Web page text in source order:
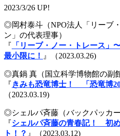
2023/3/26 UP!
◎岡村泰斗（NPO法人「リーブ
ン」の代表理事）
『 「リーブ・ノー・トレース」
最小限に！ 』（2023.03.26)
◎真鍋 真（国立科学博物館の副
『きみも恐竜博士！ 「恐竜博
（2023.03.19)
◎シェルパ斉藤（バックパッカー
『シェルパ斉藤の青春記！ 初
ト！？ 』（2023.03.12)